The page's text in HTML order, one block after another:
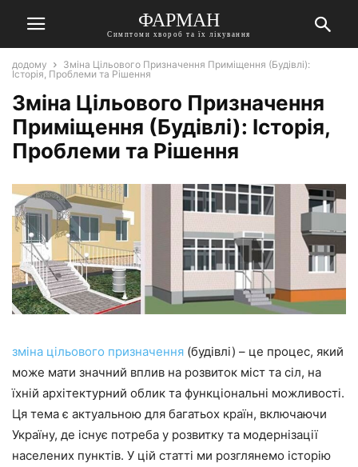
ФАРМАН
Симптоми хвороб та їх лікування
додому
Зміна Цільового Призначення Приміщення (Будівлі):
Історія, Проблеми та Рішення
Зміна Цільового Призначення
Приміщення (Будівлі): Історія,
Проблеми та Рішення
зміна цільового призначення (будівлі) – це процес, який
може мати значний вплив на розвиток міст та сіл, на
їхній архітектурний облик та функціональні можливості.
Ця тема є актуальною для багатьох країн, включаючи
Україну, де існує потреба у розвитку та модернізації
населених пунктів. У цій статті ми розглянемо історію